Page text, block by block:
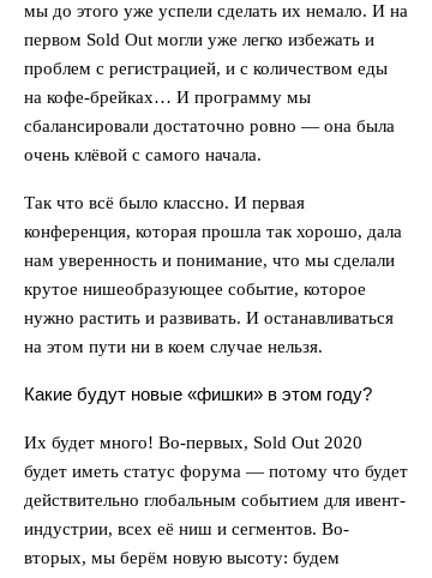
мы до этого уже успели сделать их немало. И на
первом Sold Out могли уже легко избежать и
проблем с регистрацией, и с количеством еды
на кофе-брейках… И программу мы
сбалансировали достаточно ровно — она была
очень клёвой c самого начала.
Так что всё было классно. И первая
конференция, которая прошла так хорошо, дала
нам уверенность и понимание, что мы сделали
крутое нишеобразующее событие, которое
нужно растить и развивать. И останавливаться
на этом пути ни в коем случае нельзя.
Какие будут новые «фишки» в этом году?
Их будет много! Во-первых, Sold Out 2020
будет иметь статус форума — потому что будет
действительно глобальным событием для ивент-
индустрии, всех её ниш и сегментов. Во-
вторых, мы берём новую высоту: будем